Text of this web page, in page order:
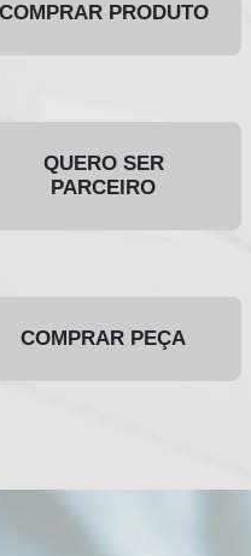
COMPRAR PRODUTO
QUERO SER
PARCEIRO
COMPRAR PEÇA